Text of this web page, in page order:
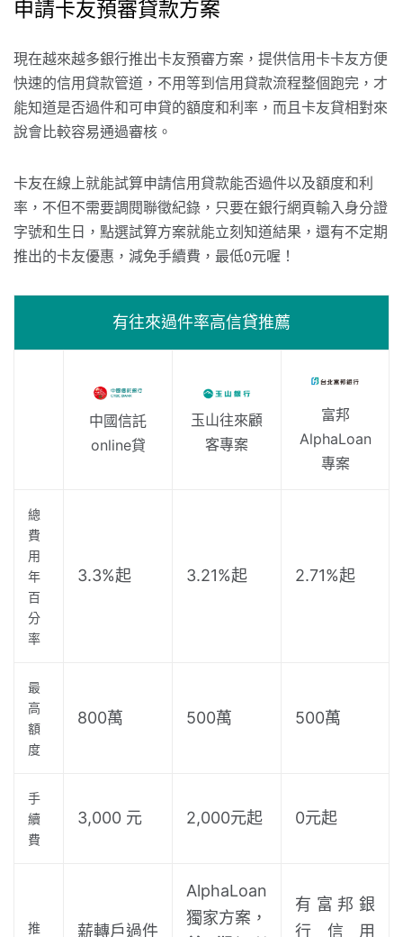
申請卡友預審貸款方案
現在越來越多銀行推出卡友預審方案，提供信用卡卡友方便
快速的信用貸款管道，不用等到信用貸款流程整個跑完，才
能知道是否過件和可申貸的額度和利率，而且卡友貸相對來
說會比較容易通過審核。
卡友在線上就能試算申請信用貸款能否過件以及額度和利
率，不但不需要調閱聯徵紀錄，只要在銀行網頁輸入身分證
字號和生日，點選試算方案就能立刻知道結果，還有不定期
推出的卡友優惠，減免手續費，最低0元喔！
有往來過件率高信貸推薦
中國信託
online貸
玉山往來顧
客專案
富邦
AlphaLoan
專案
總
費
用
年
百
分
率
3.3%起 3.21%起 2.71%起
最
高
額
度
800萬 500萬 500萬
手
續
費
3,000 元 2,000元起 0元起
推 薪轉戶過件
AlphaLoan
獨家方案，
有富邦銀
行信用